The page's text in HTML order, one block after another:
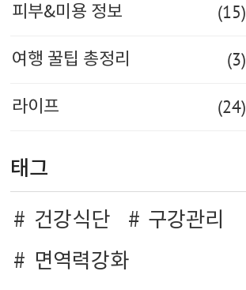
피부&미용 정보 (15)
여행 꿀팁 총정리 (3)
라이프 (24)
태그
건강식단
구강관리
면역력강화